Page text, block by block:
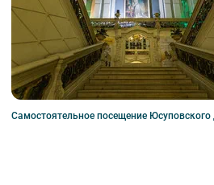
Самостоятельное посещение Юсуповского